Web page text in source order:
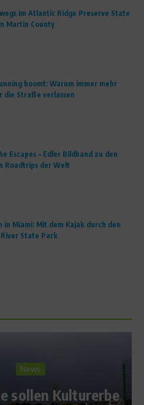
im Atlantic Ridge Preserve State
Martin County
boomt: Warum immer mehr
die Straße verlassen
Escapes – Edler Bildband zu den
Roadtrips der Welt
in Miami: Mit dem Kajak durch den
State Park
Kulturerbe